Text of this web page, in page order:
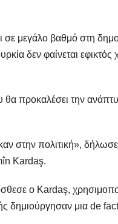
σε μεγάλο βαθμό στη
δεν φαίνεται
θα προκαλέσει την
στην πολιτική»,
Kardaş.
ο Kardaş,
δημιούργησαν μια de